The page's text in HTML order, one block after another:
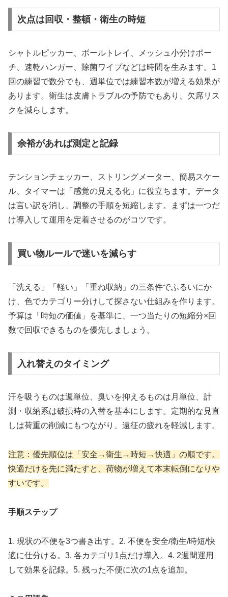
次点は回収・整頓・衛生の時短
シャトルピッカー、ボールトレイ、メッシュ小分けポー
チ、速乾ハンガー、除菌ワイプなどは時間を生みます。1
回の練習で数分でも、週単位では練習本数が増える効果が
あります。衛生は皮膚トラブルの予防でもあり、欠席リス
クを減らします。
余裕があれば測定と記録
テンションチェッカー、ストリングメーター、簡易スケー
ル、タイマーは「感覚の見える化」に役立ちます。データ
は言い訳を消し、調整の手順を短縮します。まずは一つだ
け導入して運用を定着させるのがコツです。
買い物ルールで迷いを減らす
「洗える」「軽い」「重ね収納」の三条件でふるいにか
け、色でカテゴリー分けして探さない仕組みを作ります。
予算は「時短の価値」を基準に、一つ当たりの短縮分×回
数で回収できるものを優先しましょう。
入れ替えのタイミング
汗を吸うものは週単位、臭いを抑えるものは月単位、計
測・収納系は破損時の入替を基本にします。定期的な見直
しは荷重の削減にもつながり、遠征の疲れを軽減します。
注意：優先順位は「安全→衛生→時短→快適」の順です。
快適だけを先に満たすと、荷物が増えて本末転倒になりや
すいです。
手順ステップ
1. 現状の不便を3つ書き出す。2. 不便を安全/衛生/時短/快
適に仕分ける。3. 各カテゴリ1点だけ導入。4. 2週間運用
して効果を記録。5. 残った不便に次の1点を追加。